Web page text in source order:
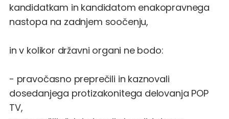
kandidatkam in kandidatom enakopravnega
nastopa na zadnjem soočenju,
in v kolikor državni organi ne bodo:
- pravočasno preprečili in kaznovali
dosedanjega protizakonitega delovanja POP
TV,